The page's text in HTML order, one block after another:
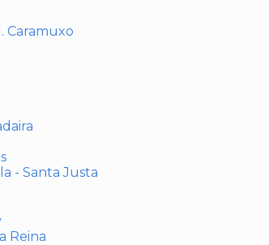
Caramuxo
- Santa Justa
Reina